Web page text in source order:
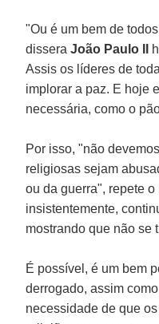
"Ou é um bem de
disseraJoão Paulo II
Assis os líderes de
implorar a paz. E hoje
necessária, como o
Por isso, "não
religiosas sejam
ou da guerra", repete
insistentemente,
mostrando que não se
É possível, é um bem
derrogado, assim
necessidade de que